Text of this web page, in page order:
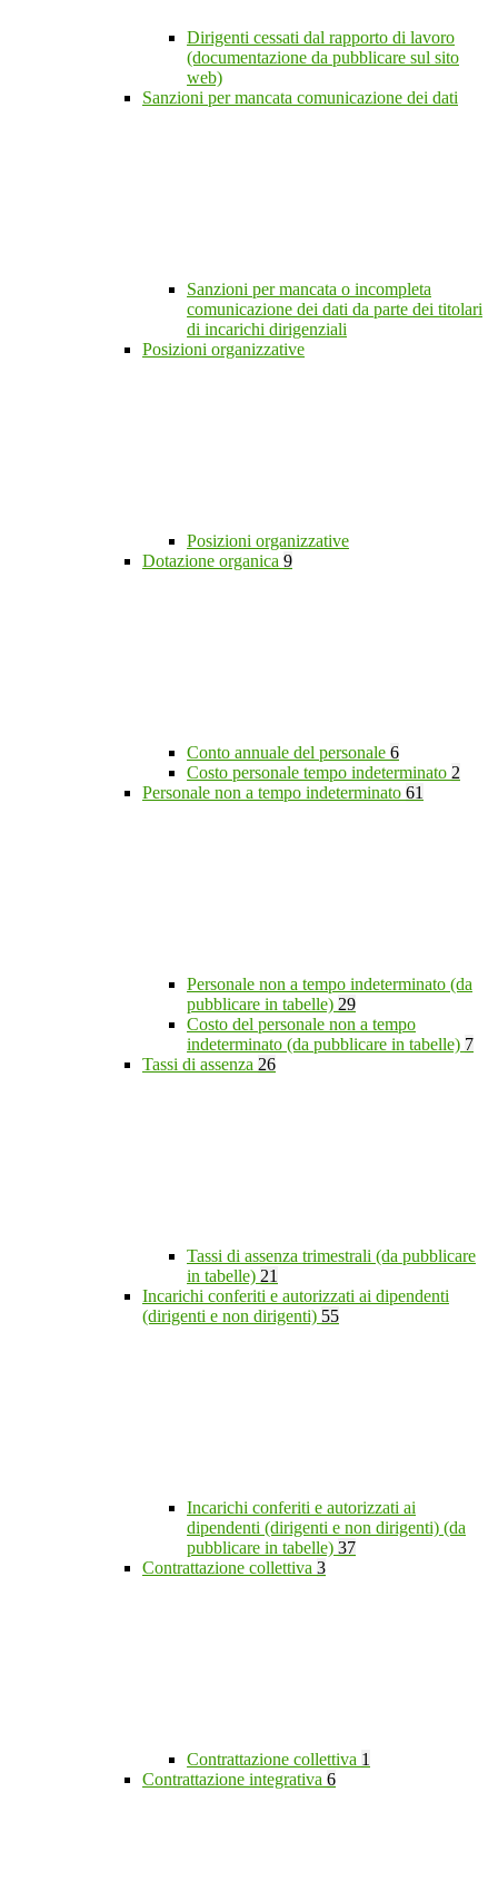
Dirigenti cessati dal rapporto di lavoro
(documentazione da pubblicare sul sito
web)
Sanzioni per mancata comunicazione dei dati
Sanzioni per mancata o incompleta
comunicazione dei dati da parte dei titolari
di incarichi dirigenziali
Posizioni organizzative
Posizioni organizzative
Dotazione organica 9
Conto annuale del personale 6
Costo personale tempo indeterminato 2
Personale non a tempo indeterminato 61
Personale non a tempo indeterminato (da
pubblicare in tabelle) 29
Costo del personale non a tempo
indeterminato (da pubblicare in tabelle) 7
Tassi di assenza 26
Tassi di assenza trimestrali (da pubblicare
in tabelle) 21
Incarichi conferiti e autorizzati ai dipendenti
(dirigenti e non dirigenti) 55
Incarichi conferiti e autorizzati ai
dipendenti (dirigenti e non dirigenti) (da
pubblicare in tabelle) 37
Contrattazione collettiva 3
Contrattazione collettiva 1
Contrattazione integrativa 6